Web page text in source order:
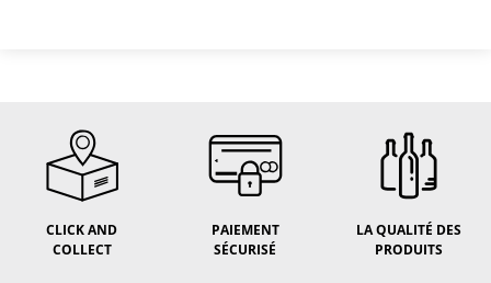
CLICK AND
COLLECT
PAIEMENT
SÉCURISÉ
LA QUALITÉ DES
PRODUITS